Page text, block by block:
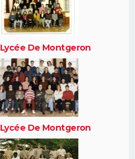
Lycée De Montgeron
Lycée De Montgeron